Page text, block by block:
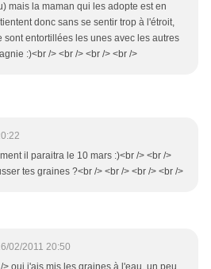
mais la maman qui les adopte est en
donc sans se sentir trop à l'étroit,
sont entortillées les unes avec les autres
:)<br /> <br /> <br /> <br />
il paraitra le 10 mars :)<br /> <br />
tes graines ?<br /> <br /> <br /> <br />
02/2011 20:50
> oui j'ais mis les graines à l'eau, un peu